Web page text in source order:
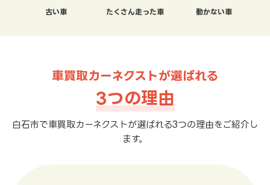
古い車 たくさん走った車 動かない車
車買取カーネクストが選ばれる
3つの理由
白石市で車買取カーネクストが選ばれる3つの理由をご紹介し
ます。